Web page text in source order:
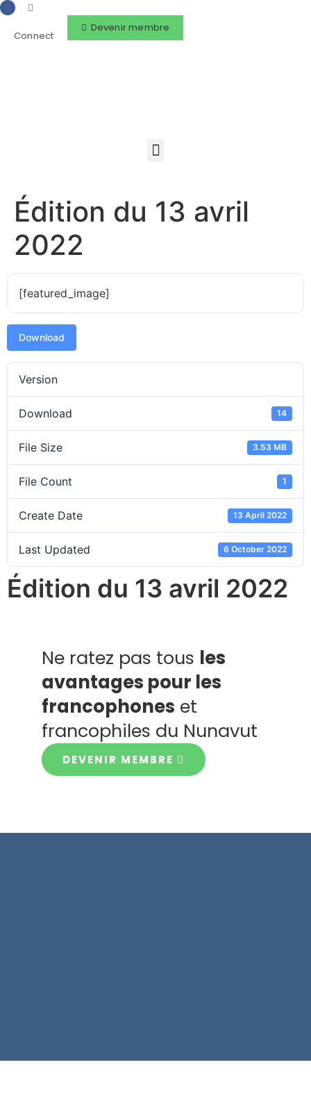
Connect
Devenir membre
Édition du 13 avril
2022
[featured_image]
Download
Version
Download 14
File Size 3.53 MB
File Count 1
Create Date 13 April 2022
Last Updated 6 October 2022
Édition du 13 avril 2022
Ne ratez pas tous les
avantages pour les
francophones et
francophiles du Nunavut
DEVENIR MEMBRE